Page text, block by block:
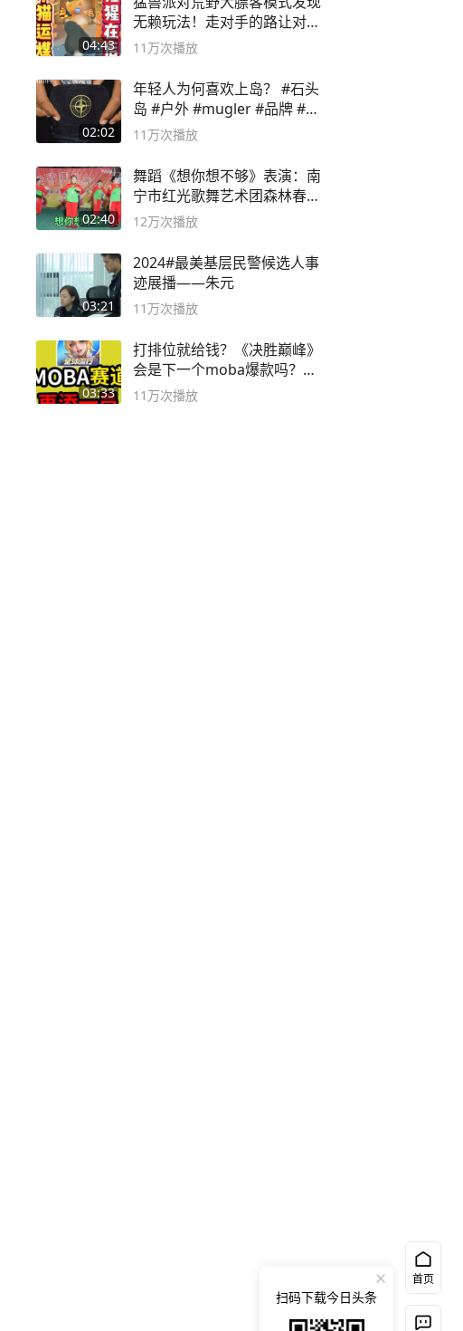
04:43
无赖玩法！走对手的路让对手
无路可走
11万次播放
02:02
年轻人为何喜欢上岛？ #石头
岛 #户外 #mugler #品牌 #足
球流氓
11万次播放
02:40
舞蹈《想你想不够》表演：南
宁市红光歌舞艺术团森林春红
舞蹈队。
12万次播放
03:21
2024#最美基层民警候选人事
迹展播——朱元
11万次播放
03:33
打排位就给钱？《决胜巅峰》
会是下一个moba爆款吗？#
决胜巅峰
11万次播放
首页
扫码下载今日头条